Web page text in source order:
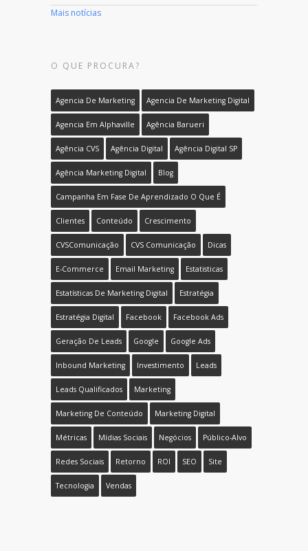
Mais notícias
O QUE PROCURA?
Agencia De Marketing Agencia De Marketing Digital
Agencia Em Alphaville Agência Barueri
Agência CVS Agência Digital Agência Digital SP
Agência Marketing Digital Blog
Campanha Em Fase De Aprendizado O Que É
Clientes Conteúdo Crescimento
CVSComunicação CVS Comunicação Dicas
E-Commerce Email Marketing Estatisticas
Estatísticas De Marketing Digital Estratégia
Estratégia Digital Facebook Facebook Ads
Geração De Leads Google Google Ads
Inbound Marketing Investimento Leads
Leads Qualificados Marketing
Marketing De Conteúdo Marketing Digital
Métricas Mídias Sociais Negócios Público-Alvo
Redes Sociais Retorno ROI SEO Site
Tecnologia Vendas